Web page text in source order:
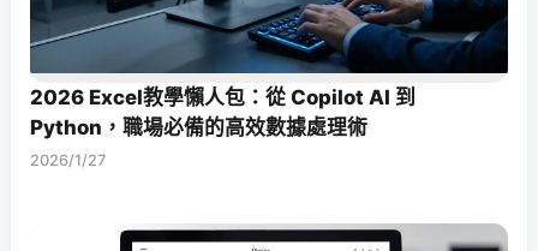
2026 Excel教學懶人包：從 Copilot AI 到
Python，職場必備的高效數據處理術
2026/1/27